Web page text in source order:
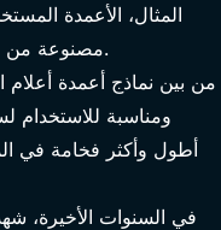
المثال، الأعمدة
مصنوعة من مواد أكثر متانة وطويلة العمر. يتم تصميم هذه النماذج بحيث تعكس هيبة المؤسسات وتزود بميزات تلبي توقعات المستخدمين.
من بين نماذج أعمدة أعلام
ومناسبة للاستخدام
أطول وأكثر فخامة في
في السنوات الأخيرة،